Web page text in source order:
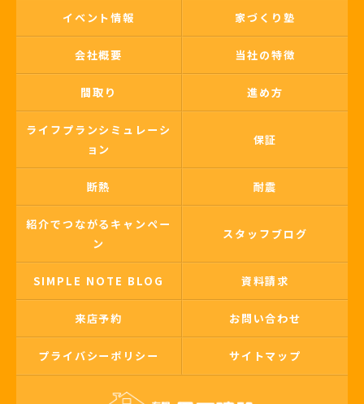
イベント情報 家づくり塾
会社概要 当社の特徴
間取り 進め方
ライフプランシミュレーシ
ョン
保証
断熱 耐震
紹介でつながるキャンペー
ン
スタッフブログ
SIMPLE NOTE BLOG 資料請求
来店予約 お問い合わせ
プライバシーポリシー サイトマップ